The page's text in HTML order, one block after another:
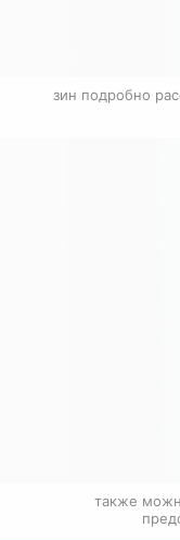
зин подробно
также